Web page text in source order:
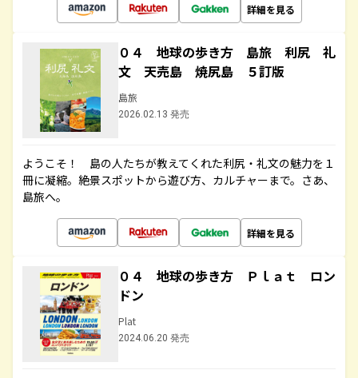
詳細を見る
０４ 地球の歩き方 島旅 利尻 礼
文 天売島 焼尻島 ５訂版
島旅
2026.02.13 発売
ようこそ！ 島の人たちが教えてくれた利尻・礼文の魅力を１
冊に凝縮。絶景スポットから遊び方、カルチャーまで。さあ、
島旅へ。
詳細を見る
０４ 地球の歩き方 Ｐｌａｔ ロン
ドン
Plat
2024.06.20 発売